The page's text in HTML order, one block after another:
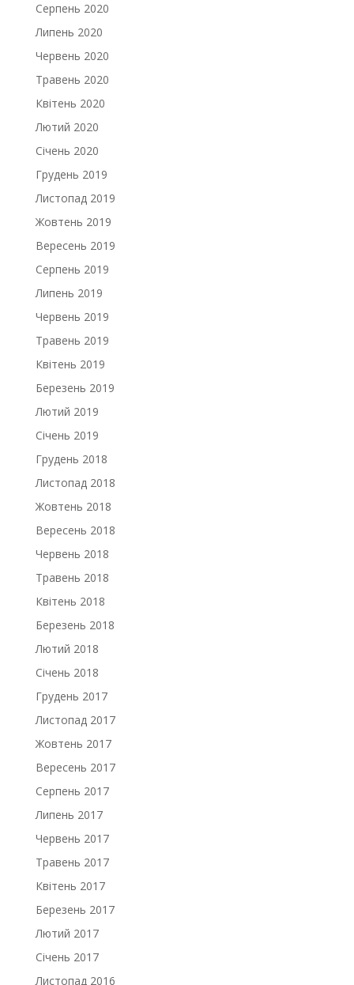
Серпень 2020
Липень 2020
Червень 2020
Травень 2020
Квітень 2020
Лютий 2020
Січень 2020
Грудень 2019
Листопад 2019
Жовтень 2019
Вересень 2019
Серпень 2019
Липень 2019
Червень 2019
Травень 2019
Квітень 2019
Березень 2019
Лютий 2019
Січень 2019
Грудень 2018
Листопад 2018
Жовтень 2018
Вересень 2018
Червень 2018
Травень 2018
Квітень 2018
Березень 2018
Лютий 2018
Січень 2018
Грудень 2017
Листопад 2017
Жовтень 2017
Вересень 2017
Серпень 2017
Липень 2017
Червень 2017
Травень 2017
Квітень 2017
Березень 2017
Лютий 2017
Січень 2017
Листопад 2016